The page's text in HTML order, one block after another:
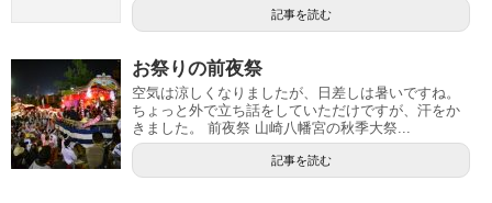
記事を読む
お祭りの前夜祭
空気は涼しくなりましたが、日差しは暑いですね。
ちょっと外で立ち話をしていただけですが、汗をか
きました。 前夜祭 山崎八幡宮の秋季大祭...
記事を読む